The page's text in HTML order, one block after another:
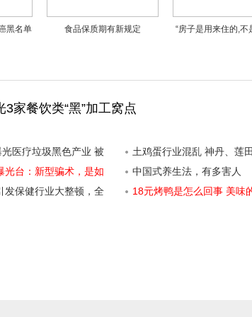
黑名单
食品保质期有新规定
“房子是用来住的,不
3家餐饮类“黑”加工窝点
医疗垃圾黑色产业 被
品和玩具
土鸡蛋行业混乱 神丹、莲
光台：新型骗术，是如
三代人一网打尽的？
中国式养生法，有多害人
发保健行业大整顿，全
18元烤鸭是怎么回事 美味